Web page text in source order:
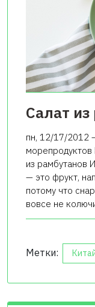
Салат
пн, 12/17/2012
морепродуктов
из рамбутанов
— это фрукт,
потому что
вовсе не
Метки: